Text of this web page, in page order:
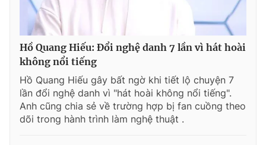
Hồ Quang Hiếu: Đổi nghệ danh 7 lần vì hát hoài
không nổi tiếng
Hồ Quang Hiếu gây bất ngờ khi tiết lộ chuyện 7
lần đổi nghệ danh vì "hát hoài không nổi tiếng".
Anh cũng chia sẻ về trường hợp bị fan cuồng theo
dõi trong hành trình làm nghệ thuật .